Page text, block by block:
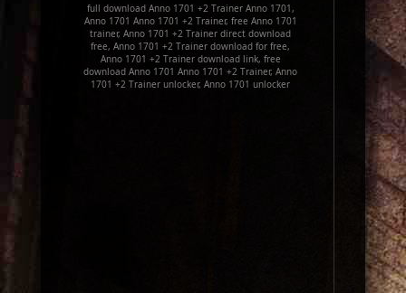
full download Anno 1701 +2 Trainer Anno 1701,
Anno 1701 Anno 1701 +2 Trainer, free Anno 1701
trainer, Anno 1701 +2 Trainer direct download
free, Anno 1701 +2 Trainer download for free,
Anno 1701 +2 Trainer download link, free
download Anno 1701 Anno 1701 +2 Trainer, Anno
1701 +2 Trainer unlocker, Anno 1701 unlocker